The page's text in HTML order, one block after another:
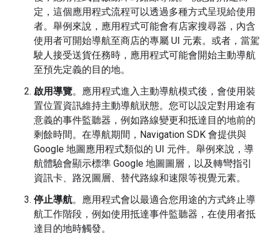
定，這個應用程式流程可以透過多種方式呈現給使用
者。舉例來說，應用程式可能會有店家搜尋器，內含
使用者可開始導航至商店的專屬 UI 元素。或者，當駕
駛人接受送貨任務時，應用程式可能會開始主動導航
至預先定義的目的地。
啟用導覽。應用程式進入主動導航模式後，會使用裝
置位置資訊維持主動導航狀態。您可以設定對用途有
意義的事件監聽器，例如路線變更和抵達目的地前的
剩餘時間。在導航期間，Navigation SDK 會提供與
Google 地圖應用程式類似的 UI 元件。舉例來說，導
航體驗會顯示標準 Google 地圖圖層，以及轉彎指引
資訊卡、路況圖層、替代路線和速限等視覺元素。
停止導航。應用程式會以最適合您用途的方式終止導
航工作階段，例如使用抵達事件監聽器，在使用者抵
達目的地時觸發。